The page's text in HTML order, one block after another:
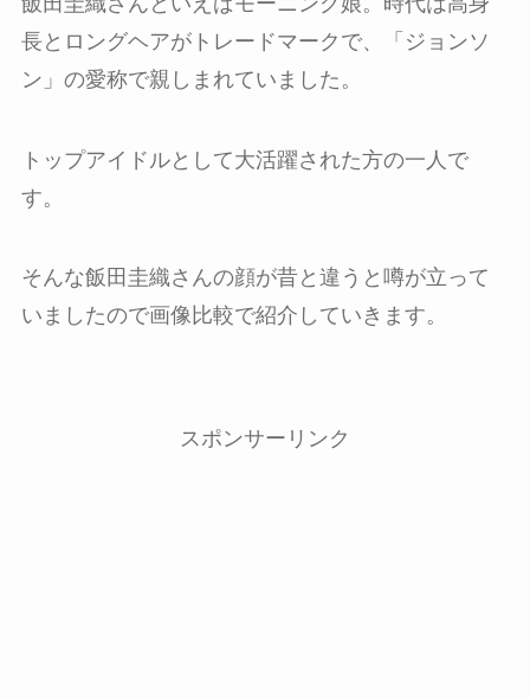
長とロングヘアがトレードマークで、「ジョンソ
ン」の愛称で親しまれていました。
トップアイドルとして大活躍された方の一人で
す。
そんな飯田圭織さんの顔が昔と違うと噂が立って
いましたので画像比較で紹介していきます。
スポンサーリンク